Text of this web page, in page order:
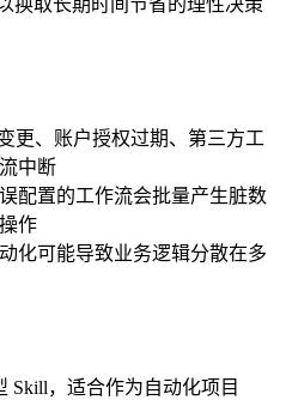
更、账户授权过期、第三方工
中断
配置的工作流会批量产生脏数
作
化可能导致业务逻辑分散在多
Skill，适合作为自动化项目